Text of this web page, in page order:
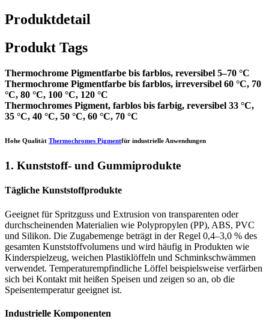
Produktdetail
Produkt Tags
Thermochrome Pigmentfarbe bis farblos, reversibel 5–70 °C
Thermochrome Pigmentfarbe bis farblos, irreversibel 60 °C, 70
°C, 80 °C, 100 °C, 120 °C
Thermochromes Pigment, farblos bis farbig, reversibel 33 °C,
35 °C, 40 °C, 50 °C, 60 °C, 70 °C
Hohe Qualität Thermochromes Pigmentfür industrielle Anwendungen
1. Kunststoff- und Gummiprodukte
Tägliche Kunststoffprodukte
Geeignet für Spritzguss und Extrusion von transparenten oder
durchscheinenden Materialien wie Polypropylen (PP), ABS, PVC
und Silikon. Die Zugabemenge beträgt in der Regel 0,4–3,0 % des
gesamten Kunststoffvolumens und wird häufig in Produkten wie
Kinderspielzeug, weichen Plastiklöffeln und Schminkschwämmen
verwendet. Temperaturempfindliche Löffel beispielsweise verfärben
sich bei Kontakt mit heißen Speisen und zeigen so an, ob die
Speisentemperatur geeignet ist.
Industrielle Komponenten